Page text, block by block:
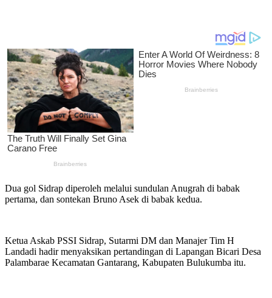
Dua gol Sidrap diperoleh melalui sundulan Anugrah di babak
pertama, dan sontekan Bruno Asek di babak kedua.
Ketua Askab PSSI Sidrap, Sutarmi DM dan Manajer Tim H
Landadi hadir menyaksikan pertandingan di Lapangan Bicari Desa
Palambarae Kecamatan Gantarang, Kabupaten Bulukumba itu.